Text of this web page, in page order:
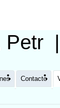
Petr |
Contacto